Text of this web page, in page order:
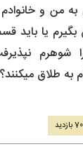
من و
یا باید
شوهرم
به طلاق